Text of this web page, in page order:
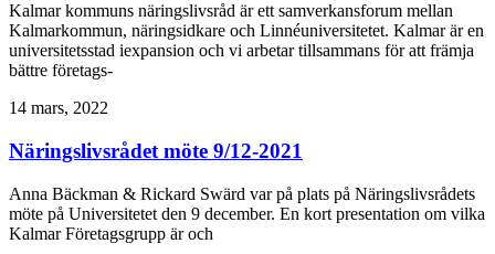
Kalmar kommuns näringslivsråd är ett samverkansforum mellan
Kalmarkommun, näringsidkare och Linnéuniversitetet. Kalmar är en
universitetsstad iexpansion och vi arbetar tillsammans för att främja
bättre företags-
14 mars, 2022
Näringslivsrådet möte 9/12-2021
Anna Bäckman & Rickard Swärd var på plats på Näringslivsrådets
möte på Universitetet den 9 december. En kort presentation om vilka
Kalmar Företagsgrupp är och